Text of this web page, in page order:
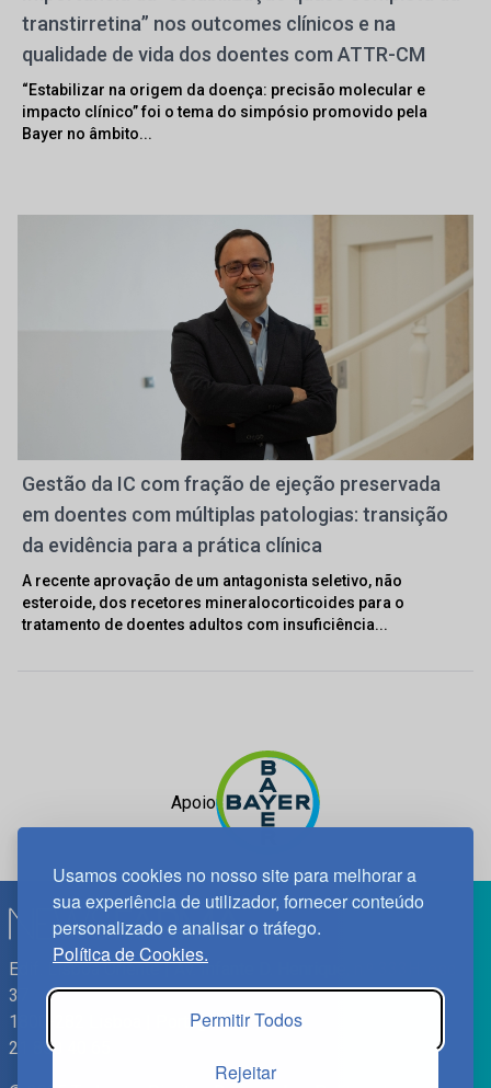
Usamos cookies no nosso site para melhorar a
sua experiência de utilizador, fornecer conteúdo
personalizado e analisar o tráfego.
Política de Cookies.
Permitir Todos
Rejeitar
transtirretina” nos outcomes clínicos e na
qualidade de vida dos doentes com ATTR-CM
“Estabilizar na origem da doença: precisão molecular e
impacto clínico” foi o tema do simpósio promovido pela
Bayer no âmbito...
Gestão da IC com fração de ejeção preservada
em doentes com múltiplas patologias: transição
da evidência para a prática clínica
A recente aprovação de um antagonista seletivo, não
esteroide, dos recetores mineralocorticoides para o
tratamento de doentes adultos com insuficiência...
Apoio
Edif. Lisboa Oriente | Av. Infante D. Henrique, n.º 333H, esc.
37
1800-282 Lisboa | Portugal
21 850 40 65